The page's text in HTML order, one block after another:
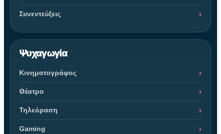
Συνεντεύξεις
Ψυχαγωγία
Κινηματογράφος
Θέατρο
Τηλεόραση
Gaming